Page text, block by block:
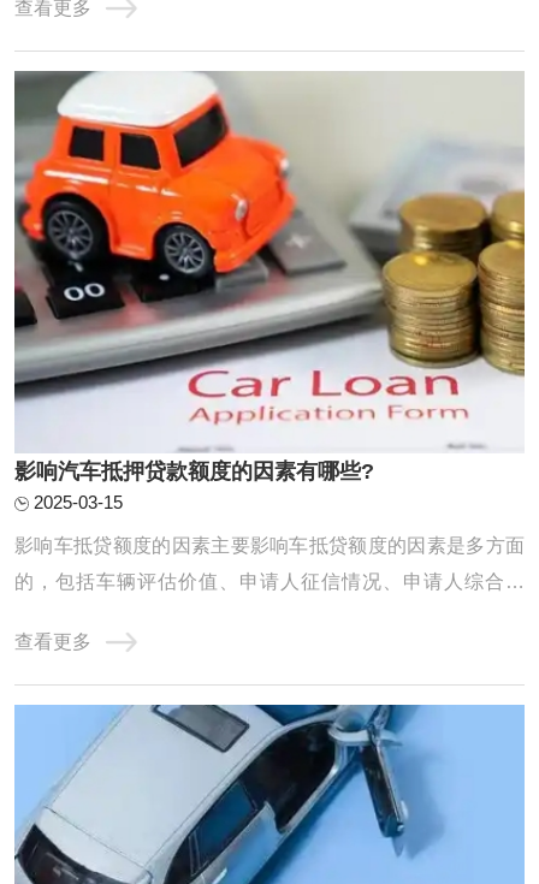
时代发展，由于快节奏加上经济不景气，资金周转已经是大
多数人头疼的问题，亲戚朋友同事张不开口，抵押房产又大
费周章，用汽车抵押贷款已经是很多人的选 ...
查看更多
影响汽车抵押贷款额度的因素有哪些?
2025-03-15
影响车抵贷额度的因素主要影响车抵贷额度的因素是多方面
的，包括车辆评估价值、申请人征信情况、申请人综合情
申请人需要全面考虑这些因素，以提高贷款成功率并获得更
高的贷款额度。赤峰影响汽车抵押贷款额度的因素有哪些?
1、品牌 传统燃油车保值率要远大于新能源汽 ...
查看更多